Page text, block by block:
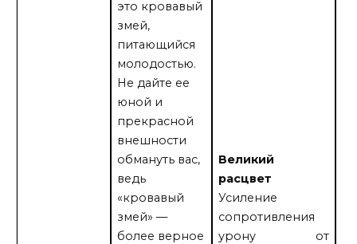
это кровавый
змей,
питающийся
молодостью.
Не дайте ее
юной и
прекрасной
внешности
обмануть вас,
ведь
«кровавый
змей» —
более верное
Великий
расцвет
Усиление
сопротивления
урону от